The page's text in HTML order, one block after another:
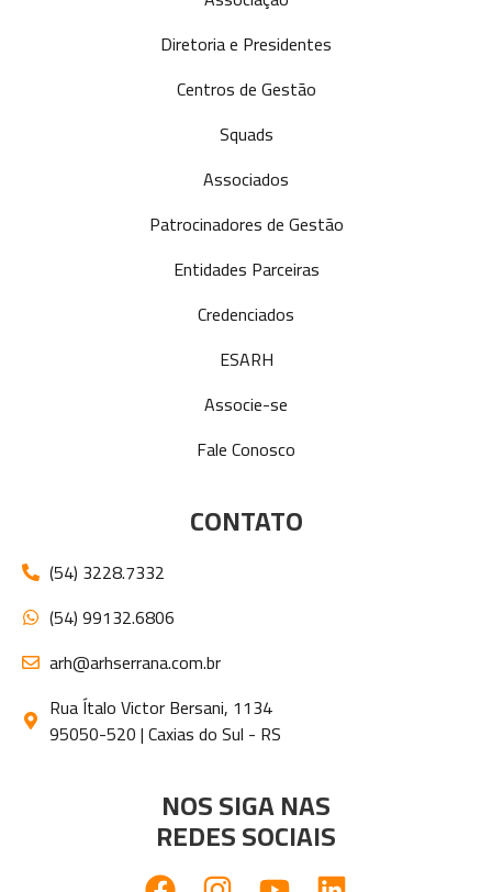
Diretoria e Presidentes
Centros de Gestão
Squads
Associados
Patrocinadores de Gestão
Entidades Parceiras
Credenciados
ESARH
Associe-se
Fale Conosco
CONTATO
(54) 3228.7332
(54) 99132.6806
arh@arhserrana.com.br
Rua Ítalo Victor Bersani, 1134
95050-520 | Caxias do Sul - RS
NOS SIGA NAS
REDES SOCIAIS